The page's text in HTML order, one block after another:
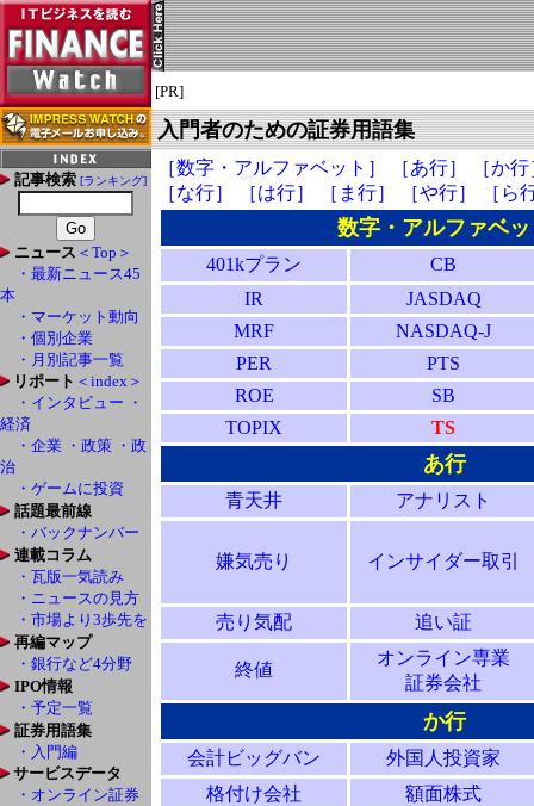
記事検索 [ランキング]
ニュース ＜Top＞
・最新ニュース45
本
・マーケット動向
・個別企業
・月別記事一覧
リポート ＜index＞
・インタビュー ・
経済
・企業 ・政策 ・政
治
・ゲームに投資
話題最前線
・バックナンバー
連載コラム
・瓦版一気読み
・ニュースの見方
・市場より3歩先を
再編マップ
・銀行など4分野
IPO情報
・予定一覧
証券用語集
・入門編
サービスデータ
・オンライン証券
[PR]
入門者のための証券用語集
［数字・アルファベット］ ［あ行］
［か
［な行］
［は行］ ［ま行］ ［や行］ ［ら
数字・アルファベッ
401kプラン
CB
IR
JASDAQ
MRF
NASDAQ-J
PER
PTS
ROE
SB
TOPIX
TS
あ行
青天井 アナリスト
嫌気売り インサイダー取引
売り気配 追い証
終値
オンライン専業
証券会社
か行
会計ビッグバン
外国人投資家
格付け会社
額面株式